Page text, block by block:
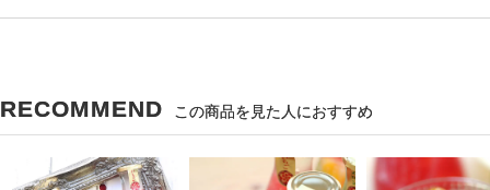
RECOMMEND この商品を見た人におすすめ